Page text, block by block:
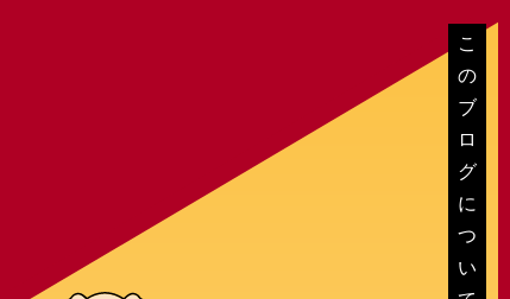
こ
の
ブ
ロ
グ
に
つ
い